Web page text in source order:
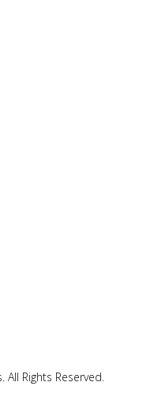
Rights Reserved.